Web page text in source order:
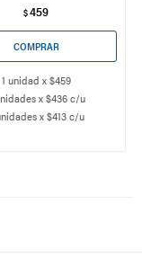
$459
1 unidad x $459
x $436 c/u
x $413 c/u